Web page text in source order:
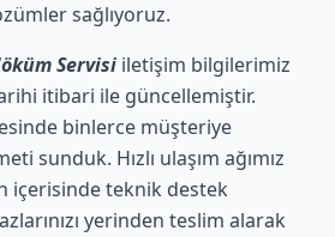
sağlıyoruz.
Servisi iletişim bilgilerimiz
itibari ile güncellemiştir.
binlerce müşteriye
sunduk. Hızlı ulaşım ağımız
içerisinde teknik destek
yerinden teslim alarak